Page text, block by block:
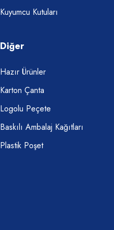
Kuyumcu Kutuları
Diğer
Hazır Ürünler
Karton Çanta
Logolu Peçete
Baskılı Ambalaj Kağıtları
Plastik Poşet